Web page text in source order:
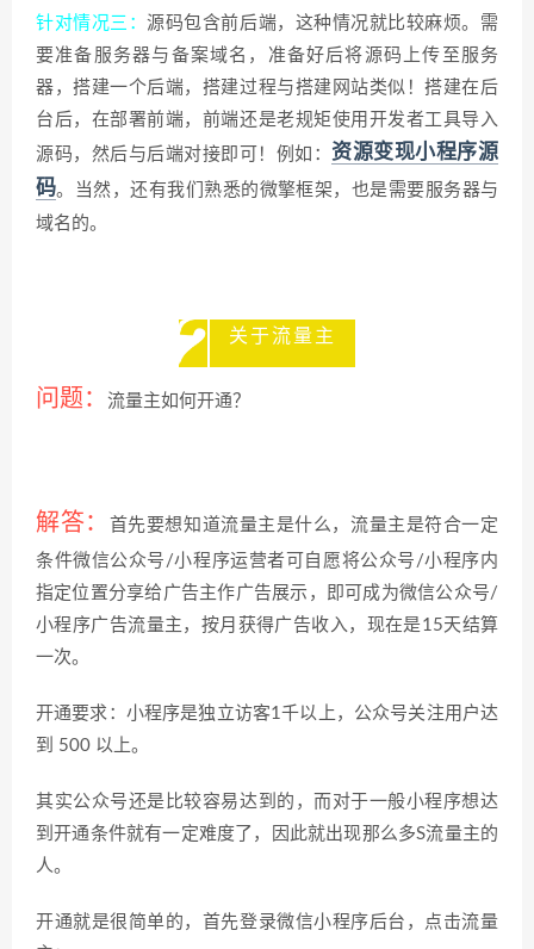
针对情况三：源码包含前后端，这种情况就比较麻烦。需
要准备服务器与备案域名，准备好后将源码上传至服务
器，搭建一个后端，搭建过程与搭建网站类似！搭建在后
台后，在部署前端，前端还是老规矩使用开发者工具导入
源码，然后与后端对接即可！例如： 资源变现小程序源
码。当然，还有我们熟悉的微擎框架，也是需要服务器与
域名的。
关于流量主
问题： 流量主如何开通？
解答：
首先要想知道流量主是什么，流量主是符合一定
条件微信公众号/小程序运营者可自愿将公众号/小程序内
指定位置分享给广告主作广告展示，即可成为微信公众号/
小程序广告流量主，按月获得广告收入，现在是15天结算
一次。
开通要求：小程序是独立访客1千以上，公众号关注用户达
到 500 以上。
其实公众号还是比较容易达到的，而对于一般小程序想达
到开通条件就有一定难度了，因此就出现那么多S流量主的
人。
开通就是很简单的，首先登录微信小程序后台，点击流量